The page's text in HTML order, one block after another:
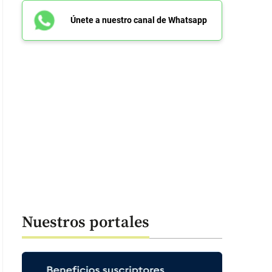
Londoño Peláez. Directora Ejecutiva de Ruta N. FOTO: CORTESÍA.
Únete a nuestro canal de Whatsapp
Nuestros portales